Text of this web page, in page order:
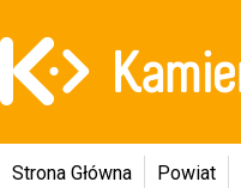
Strona Główna Powiat